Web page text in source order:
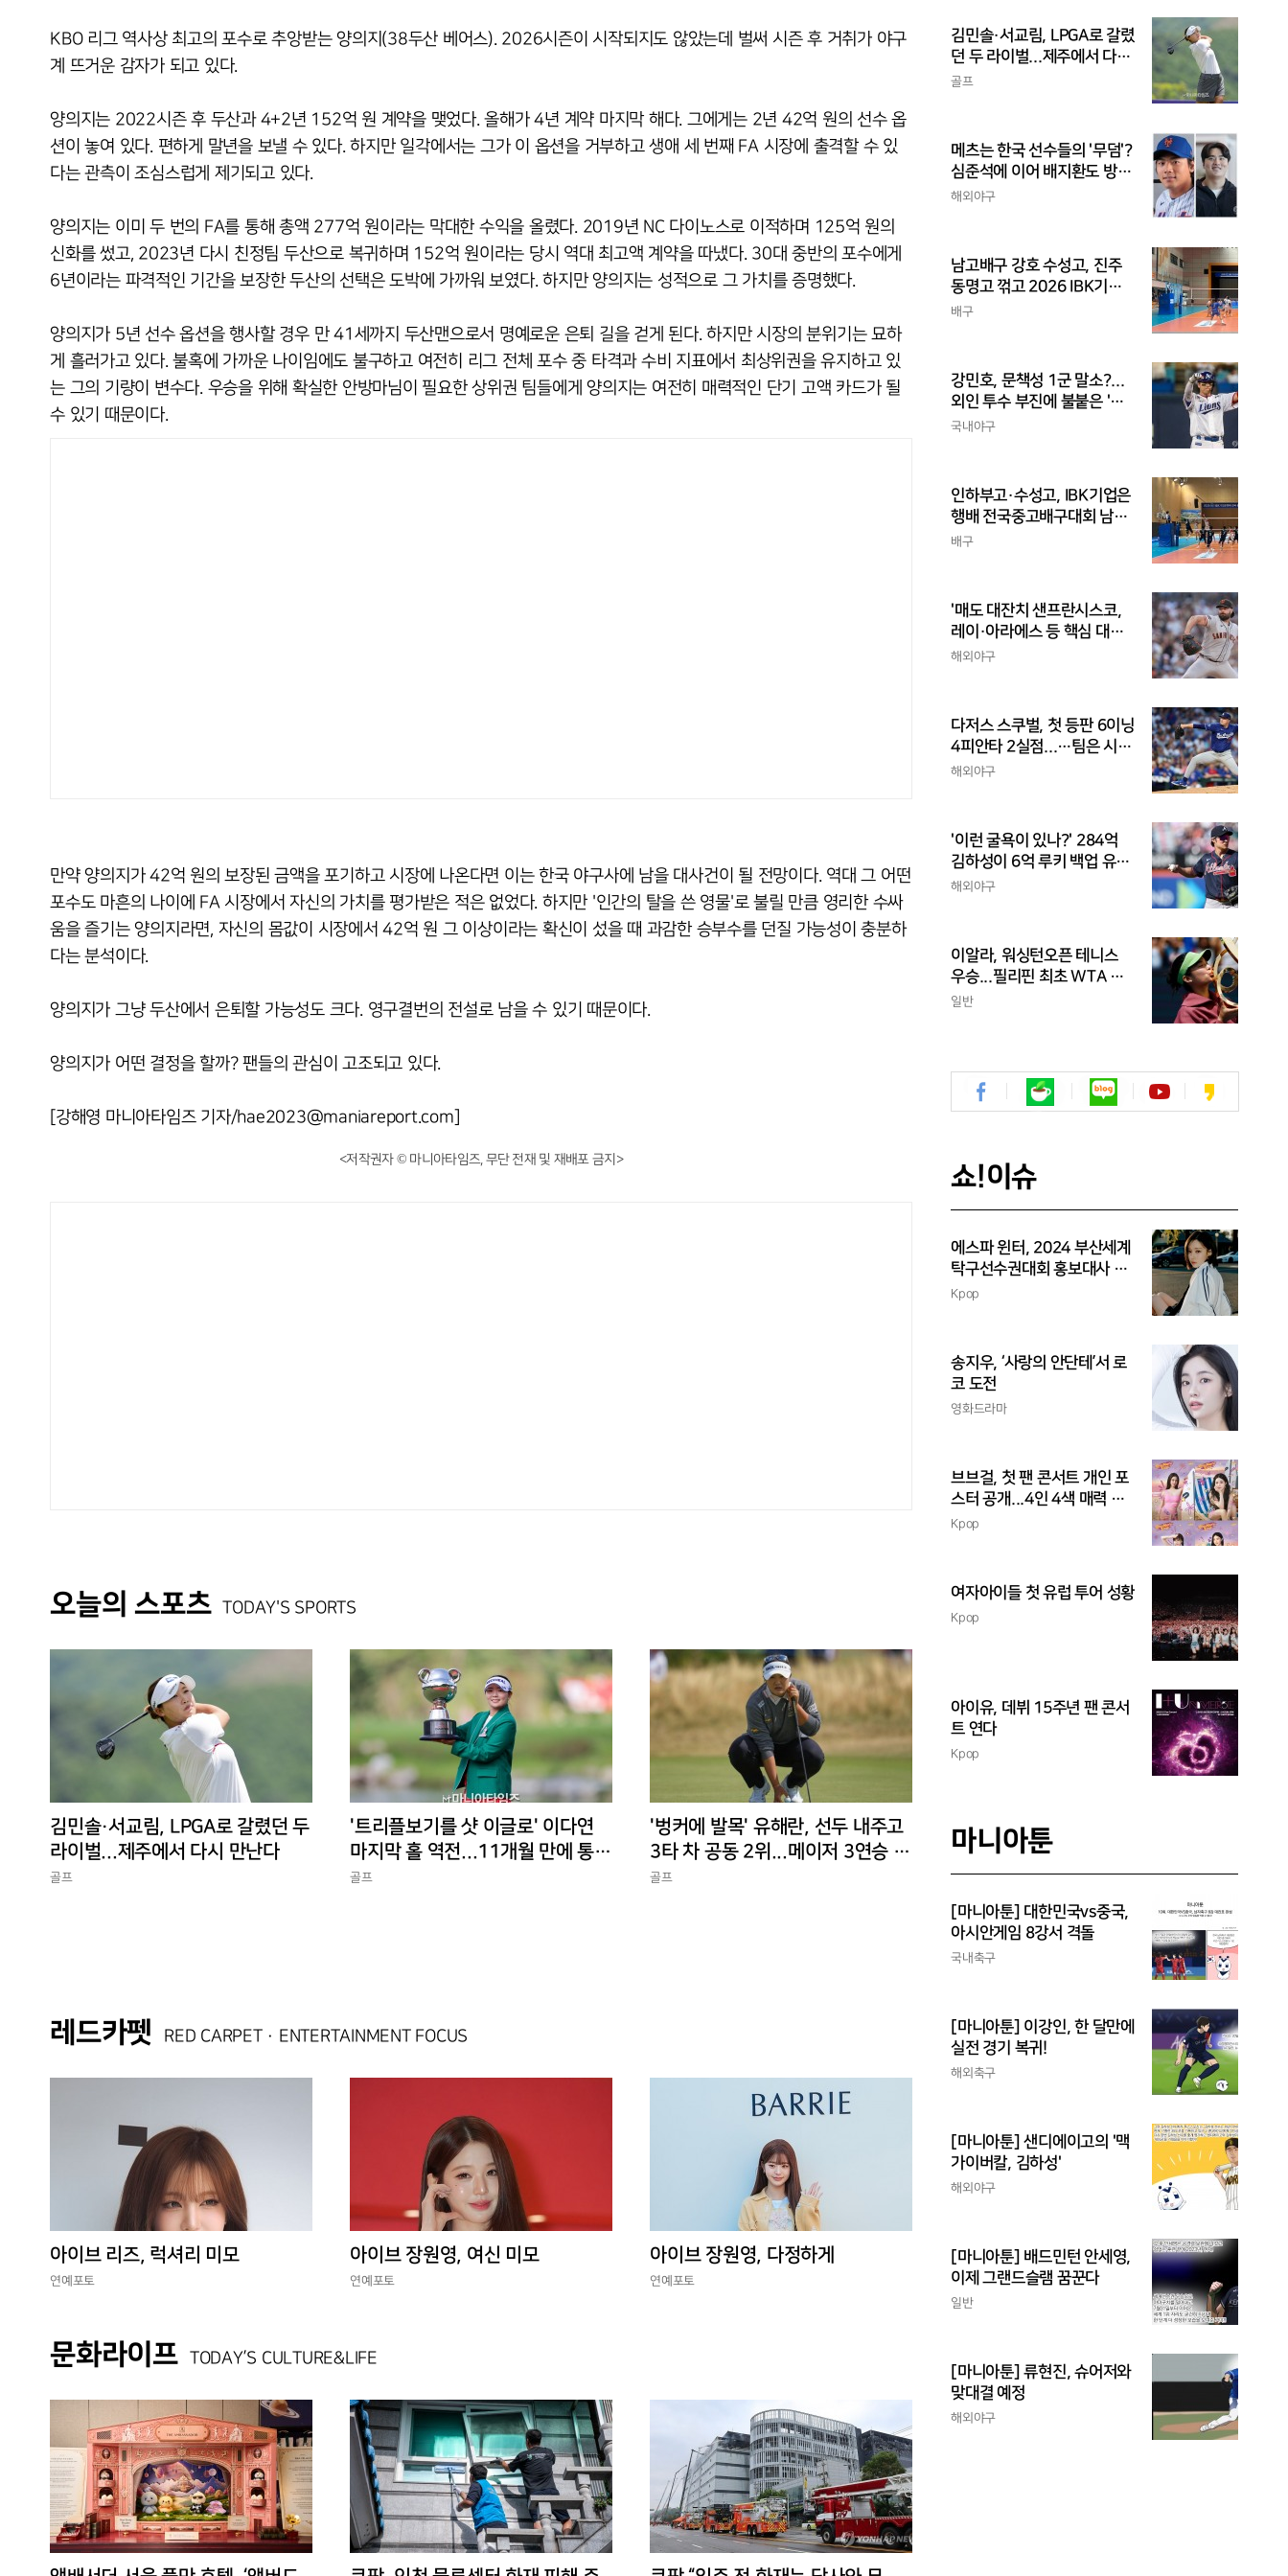
KBO 리그 역사상 최고의 포수로 추앙받는 양의지(38두산 베어스). 2026시즌이 시작되지도 않았는데 벌써 시즌 후 거취가 야구
계 뜨거운 감자가 되고 있다.
양의지는 2022시즌 후 두산과 4+2년 152억 원 계약을 맺었다. 올해가 4년 계약 마지막 해다. 그에게는 2년 42억 원의 선수 옵
션이 놓여 있다. 편하게 말년을 보낼 수 있다. 하지만 일각에서는 그가 이 옵션을 거부하고 생애 세 번째 FA 시장에 출격할 수 있
다는 관측이 조심스럽게 제기되고 있다.
양의지는 이미 두 번의 FA를 통해 총액 277억 원이라는 막대한 수익을 올렸다. 2019년 NC 다이노스로 이적하며 125억 원의
신화를 썼고, 2023년 다시 친정팀 두산으로 복귀하며 152억 원이라는 당시 역대 최고액 계약을 따냈다. 30대 중반의 포수에게
6년이라는 파격적인 기간을 보장한 두산의 선택은 도박에 가까워 보였다. 하지만 양의지는 성적으로 그 가치를 증명했다.
양의지가 5년 선수 옵션을 행사할 경우 만 41세까지 두산맨으로서 명예로운 은퇴 길을 걷게 된다. 하지만 시장의 분위기는 묘하
게 흘러가고 있다. 불혹에 가까운 나이임에도 불구하고 여전히 리그 전체 포수 중 타격과 수비 지표에서 최상위권을 유지하고 있
는 그의 기량이 변수다. 우승을 위해 확실한 안방마님이 필요한 상위권 팀들에게 양의지는 여전히 매력적인 단기 고액 카드가 될
수 있기 때문이다.
만약 양의지가 42억 원의 보장된 금액을 포기하고 시장에 나온다면 이는 한국 야구사에 남을 대사건이 될 전망이다. 역대 그 어떤
포수도 마흔의 나이에 FA 시장에서 자신의 가치를 평가받은 적은 없었다. 하지만 '인간의 탈을 쓴 영물'로 불릴 만큼 영리한 수싸
움을 즐기는 양의지라면, 자신의 몸값이 시장에서 42억 원 그 이상이라는 확신이 섰을 때 과감한 승부수를 던질 가능성이 충분하
다는 분석이다.
양의지가 그냥 두산에서 은퇴할 가능성도 크다. 영구결번의 전설로 남을 수 있기 때문이다.
양의지가 어떤 결정을 할까? 팬들의 관심이 고조되고 있다.
[강해영 마니아타임즈 기자/hae2023@maniareport.com]
<저작권자 © 마니아타임즈, 무단 전재 및 재배포 금지>
오늘의 스포츠 TODAY'S SPORTS
김민솔·서교림, LPGA로 갈렸던 두
라이벌...제주에서 다시 만난다
골프
'트리플보기를 샷 이글로' 이다연
마지막 홀 역전...11개월 만에 통산
10승 완성
골프
'벙커에 발목' 유해란, 선두 내주고
3타 차 공동 2위...메이저 3연승 도
전은 꺼지지 않았다
골프
레드카펫 RED CARPET · ENTERTAINMENT FOCUS
아이브 리즈, 럭셔리 미모
연예포토
아이브 장원영, 여신 미모
연예포토
아이브 장원영, 다정하게
연예포토
문화라이프 TODAY’S CULTURE&LIFE
김민솔·서교림, LPGA로 갈렸
던 두 라이벌...제주에서 다시
만난다
골프
메츠는 한국 선수들의 '무덤'?
심준석에 이어 배지환도 방
출...심준석은 이미 귀국, 배
해외야구
남고배구 강호 수성고, 진주
동명고 꺾고 2026 IBK기업
은행배 전국중고배구대회 4
배구
강민호, 문책성 1군 말소?...
외인 투수 부진에 불붙은 '포
수리드론'
국내야구
인하부고·수성고, IBK기업은
행배 전국중고배구대회 남고
부 결승 격돌
배구
'매도 대잔치 샌프란시스코,
레이·아라에스 등 핵심 대거
트레이드...가을 포기
해외야구
다저스 스쿠벌, 첫 등판 6이닝
4피안타 2실점...…팀은 시즌
최다 5연패
해외야구
'이런 굴욕이 있나?' 284억
김하성이 6억 루키 백업 유격
수라니...자비스, 수비도 김하
해외야구
이알라, 워싱턴오픈 테니스
우승...필리핀 최초 WTA 투
어 단식 챔피언
일반
쇼!이슈
에스파 윈터, 2024 부산세계
탁구선수권대회 홍보대사 위
촉
Kpop
송지우, ‘사랑의 안단테’서 로
코 도전
영화드라마
브브걸, 첫 팬 콘서트 개인 포
스터 공개...4인 4색 매력 발
산
Kpop
여자아이들 첫 유럽 투어 성황
Kpop
아이유, 데뷔 15주년 팬 콘서
트 연다
Kpop
마니아툰
[마니아툰] 대한민국vs중국,
아시안게임 8강서 격돌
국내축구
[마니아툰] 이강인, 한 달만에
실전 경기 복귀!
해외축구
[마니아툰] 샌디에이고의 '맥
가이버칼, 김하성'
해외야구
[마니아툰] 배드민턴 안세영,
이제 그랜드슬램 꿈꾼다
일반
[마니아툰] 류현진, 슈어저와
맞대결 예정
해외야구